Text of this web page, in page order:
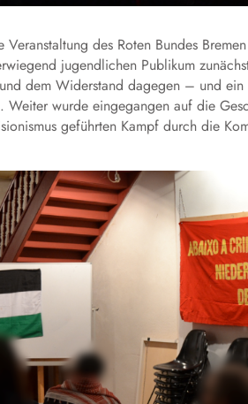
des Roten Bundes
jugendlichen Publikum
dem Widerstand dagegen – und
wurde eingegangen auf die
geführten Kampf durch die